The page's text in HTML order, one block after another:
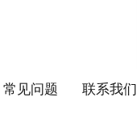
常见问题 联系我们